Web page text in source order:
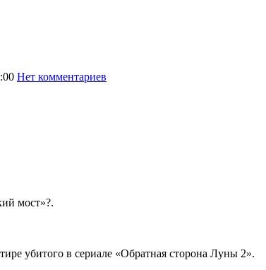
Нет комментариев
мост»?.
убитого в сериале «Обратная сторона Луны 2».